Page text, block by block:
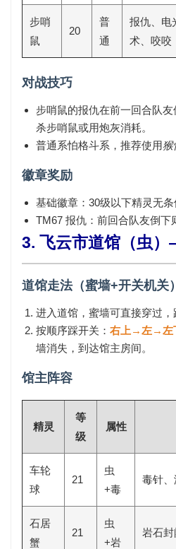
步哨
鼠
20
普
通
报仇、电
术、咬咬
对战技巧
步哨鼠的报仇在前一回合队
杀步哨鼠或用炮灰消耗。
普通系怕格斗系，推荐使用猴
徽章奖励
基础徽章 ：30级以下精灵无
TM67 报仇 ：前回合队友倒下
3. 飞云市道馆（虫
道馆走法（蜜墙+开关机关）
进入道馆，蜜墙可直接穿过，
按顺序踩开关： 右上→左→左
墙消失，到达馆主房间。
馆主阵容
精灵
等
级
属性
车轮
球
21
虫
+毒
毒针
石居
蟹
21
虫
+岩
岩石